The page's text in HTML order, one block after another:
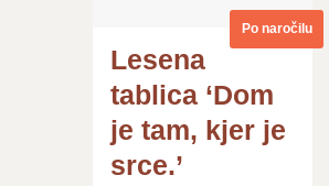
Po naročilu
Lesena
tablica ‘Dom
je tam, kjer je
srce.’